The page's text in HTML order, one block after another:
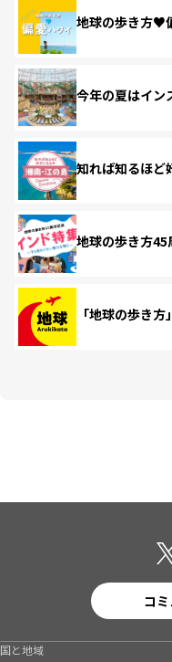
地球の歩き方♥
今年の夏はイン
知れば知るほど
地球の歩き方45
「地球の歩き
コ
国と地域